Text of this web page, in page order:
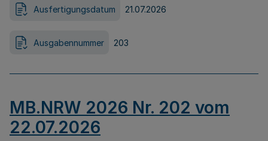
Ausfertigungsdatum 21.07.2026
Ausgabennummer 203
MB.NRW 2026 Nr. 202 vom
22.07.2026